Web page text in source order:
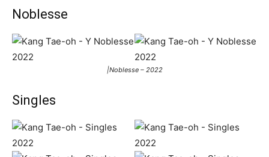
Noblesse
|Noblesse – 2022
Singles